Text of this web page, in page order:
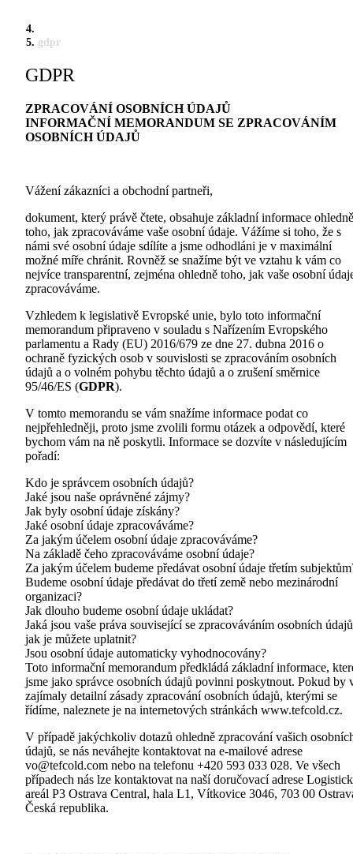
gdpr
GDPR
ZPRACOVÁNÍ OSOBNÍCH ÚDAJŮ
INFORMAČNÍ MEMORANDUM SE ZPRACOVÁNÍM
OSOBNÍCH ÚDAJŮ
Vážení zákazníci a obchodní partneři,
dokument, který právě čtete, obsahuje základní informace ohledně
toho, jak zpracováváme vaše osobní údaje. Vážíme si toho, že s
námi své osobní údaje sdílíte a jsme odhodláni je v maximální
možné míře chránit. Rovněž se snažíme být ve vztahu k vám co
nejvíce transparentní, zejména ohledně toho, jak vaše osobní
zpracováváme.
Vzhledem k legislativě Evropské unie, bylo toto informační
memorandum připraveno v souladu s Nařízením Evropského
parlamentu a Rady (EU) 2016/679 ze dne 27. dubna 2016 o
ochraně fyzických osob v souvislosti se zpracováním osobních
údajů a o volném pohybu těchto údajů a o zrušení směrnice
95/46/ES (GDPR).
V tomto memorandu se vám snažíme informace podat co
nejpřehledněji, proto jsme zvolili formu otázek a odpovědí, které
bychom vám na ně poskytli. Informace se dozvíte v následujícím
pořadí:
Kdo je správcem osobních údajů?
Jaké jsou naše oprávněné zájmy?
Jak byly osobní údaje získány?
Jaké osobní údaje zpracováváme?
Za jakým účelem osobní údaje zpracováváme?
Na základě čeho zpracováváme osobní údaje?
Za jakým účelem budeme předávat osobní údaje třetím
Budeme osobní údaje předávat do třetí země nebo mezinárodní
organizaci?
Jak dlouho budeme osobní údaje ukládat?
Jaká jsou vaše práva související se zpracováváním osobních
jak je můžete uplatnit?
Jsou osobní údaje automaticky vyhodnocovány?
Toto informační memorandum předkládá základní informace,
jsme jako správce osobních údajů povinni poskytnout. Pokud by
zajímaly detailní zásady zpracování osobních údajů, kterými se
řídíme, naleznete je na internetových stránkách www.tefcold.cz.
V případě jakýchkoliv dotazů ohledně zpracování vašich
údajů, se nás neváhejte kontaktovat na e-mailové adrese
vo@tefcold.com nebo na telefonu +420 593 033 028. Ve všech
případech nás lze kontaktovat na naší doručovací adrese
areál P3 Ostrava Central, hala L1, Vítkovice 3046, 703 00
Česká republika.